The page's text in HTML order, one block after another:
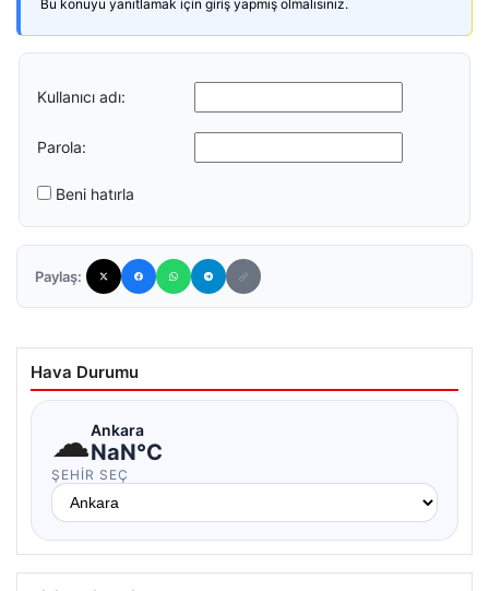
Bu konuyu yanıtlamak için giriş yapmış olmalısınız.
Kullanıcı adı:
Parola:
Beni hatırla
Paylaş:
Hava Durumu
☁Ankara
NaN°C
ŞEHIR SEÇ